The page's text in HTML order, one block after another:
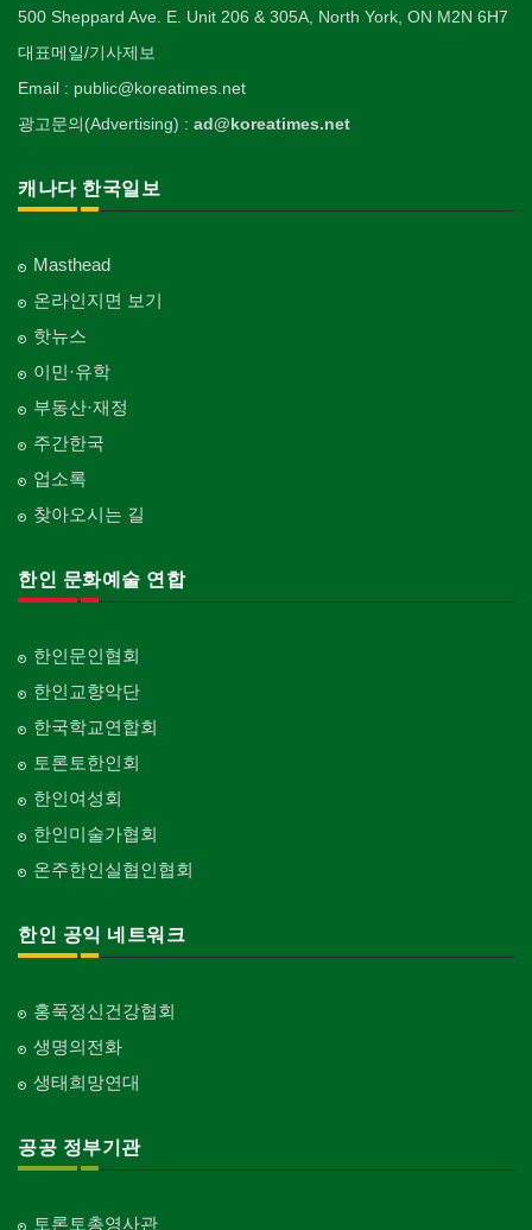
500 Sheppard Ave. E. Unit 206 & 305A, North York, ON M2N 6H7
대표메일/기사제보
Email : public@koreatimes.net
광고문의(Advertising) : ad@koreatimes.net
캐나다 한국일보
Masthead
온라인지면 보기
핫뉴스
이민·유학
부동산·재정
주간한국
업소록
찾아오시는 길
한인 문화예술 연합
한인문인협회
한인교향악단
한국학교연합회
토론토한인회
한인여성회
한인미술가협회
온주한인실협인협회
한인 공익 네트워크
홍푹정신건강협회
생명의전화
생태희망연대
공공 정부기관
토론토총영사관